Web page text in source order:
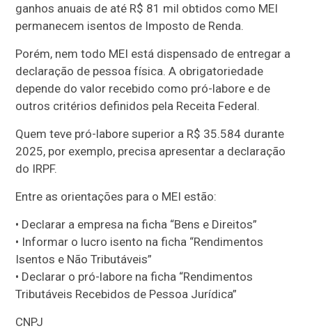
ganhos anuais de até R$ 81 mil obtidos como MEI
permanecem isentos de Imposto de Renda.
Porém, nem todo MEI está dispensado de entregar a
declaração de pessoa física. A obrigatoriedade
depende do valor recebido como pró-labore e de
outros critérios definidos pela Receita Federal.
Quem teve pró-labore superior a R$ 35.584 durante
2025, por exemplo, precisa apresentar a declaração
do IRPF.
Entre as orientações para o MEI estão:
• Declarar a empresa na ficha “Bens e Direitos”
• Informar o lucro isento na ficha “Rendimentos
Isentos e Não Tributáveis”
• Declarar o pró-labore na ficha “Rendimentos
Tributáveis Recebidos de Pessoa Jurídica”
CNPJ